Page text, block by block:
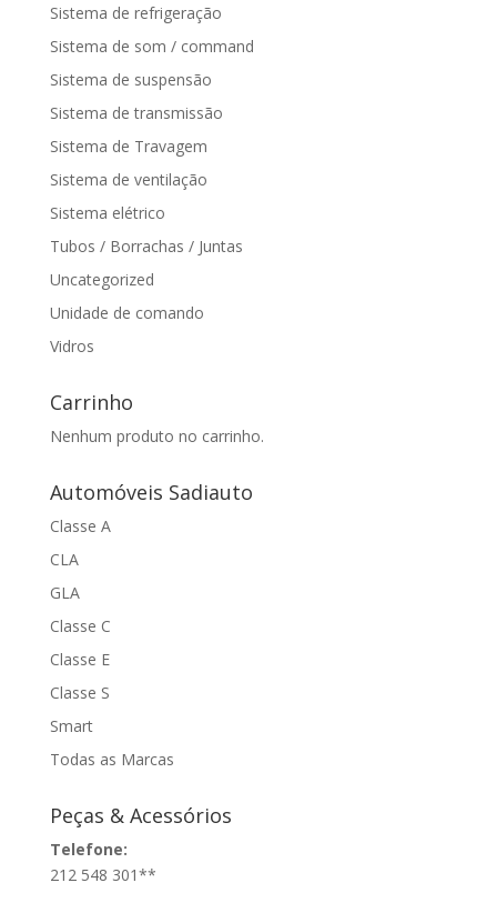
Sistema de refrigeração
Sistema de som / command
Sistema de suspensão
Sistema de transmissão
Sistema de Travagem
Sistema de ventilação
Sistema elétrico
Tubos / Borrachas / Juntas
Uncategorized
Unidade de comando
Vidros
Carrinho
Nenhum produto no carrinho.
Automóveis Sadiauto
Classe A
CLA
GLA
Classe C
Classe E
Classe S
Smart
Todas as Marcas
Peças & Acessórios
Telefone:
212 548 301**